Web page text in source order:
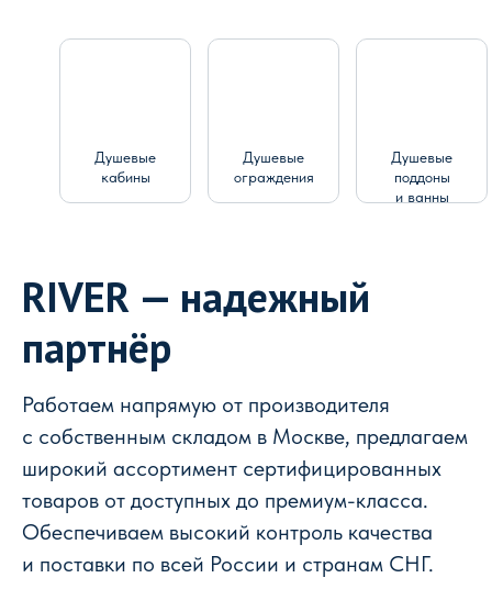
Душевые
кабины
Душевые
ограждения
Душевые
поддоны
и ванны
RIVER — надежный
партнёр
Работаем напрямую от производителя
с собственным складом в Москве, предлагаем
широкий ассортимент сертифицированных
товаров от доступных до премиум-класса.
Обеспечиваем высокий контроль качества
и поставки по всей России и странам СНГ.